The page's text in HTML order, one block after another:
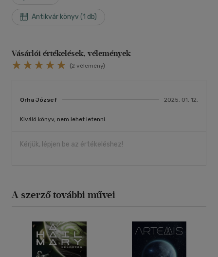
Antikvár könyv (1 db)
Vásárlói értékelések, vélemények
(2 vélemény)
Orha József 2025. 01. 12.
Kiváló könyv, nem lehet letenni.
Kérjük, lépjen be az értékeléshez!
A szerző további művei